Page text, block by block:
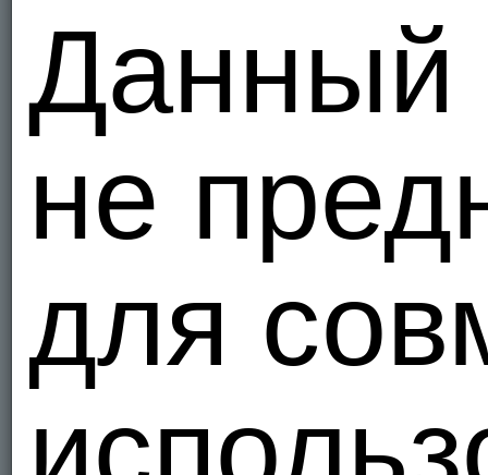
Данный
не
для